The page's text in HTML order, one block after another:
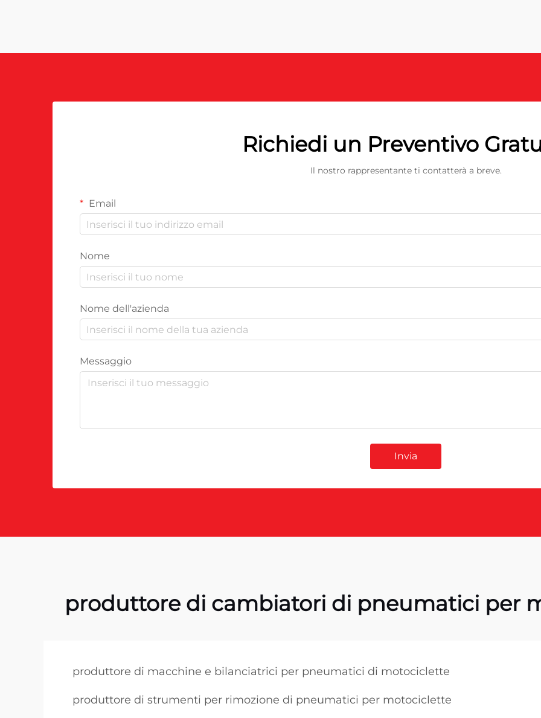
Richiedi un Preventivo
Il nostro rappresentante ti contatterà a breve.
Email
Nome
Nome dell'azienda
Messaggio
Invia
produttore di cambiatori di pneumatici per
produttore di macchine e bilanciatrici per pneumatici di motociclette
produttore di strumenti per rimozione di pneumatici per motociclette